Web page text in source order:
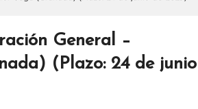
General –
(Plazo: 24 de